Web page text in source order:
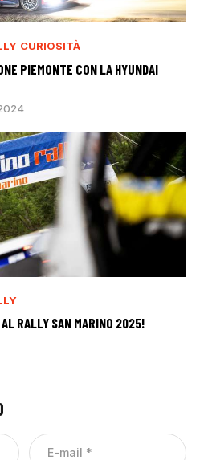
CURIOSITÀ
PIEMONTE CON LA HYUNDAI
RALLY SAN MARINO 2025!